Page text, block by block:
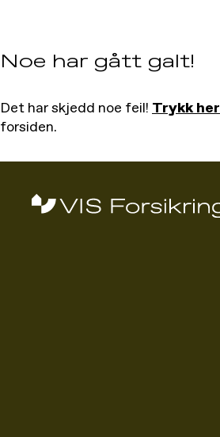
Noe har gått galt!
Det har skjedd noe feil! Trykk her
forsiden.